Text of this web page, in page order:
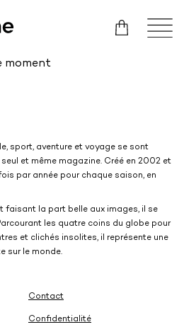
moment
sport, aventure et voyage se sont
et même magazine. Créé en 2002 et
par année pour chaque saison, en
faisant la part belle aux images, il se
les quatre coins du globe pour
et clichés insolites, il représente une
sur le monde.
Contact
Confidentialité